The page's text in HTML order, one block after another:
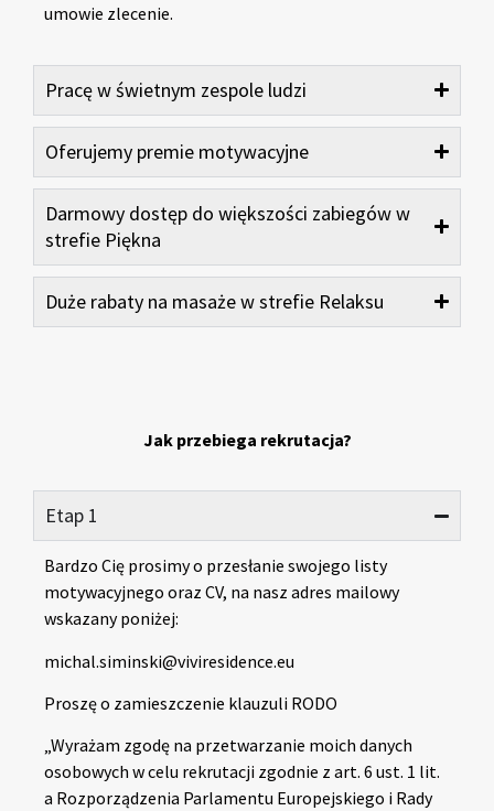
umowie zlecenie.
Pracę w świetnym zespole ludzi
Oferujemy premie motywacyjne
Darmowy dostęp do większości zabiegów w
strefie Piękna
Duże rabaty na masaże w strefie Relaksu
Jak przebiega rekrutacja?
Etap 1
Bardzo Cię prosimy o przesłanie swojego listy
motywacyjnego oraz CV, na nasz adres mailowy
wskazany poniżej:
michal.siminski@viviresidence.eu
Proszę o zamieszczenie klauzuli RODO
„Wyrażam zgodę na przetwarzanie moich danych
osobowych w celu rekrutacji zgodnie z art. 6 ust. 1 lit.
a Rozporządzenia Parlamentu Europejskiego i Rady